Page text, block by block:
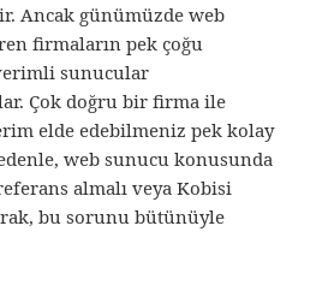
Ancak günümüzde web
firmaların pek çoğu
sunucular
Çok doğru bir firma ile
elde edebilmeniz pek kolay
web sunucu konusunda
almalı veya Kobisi
bu sorunu bütünüyle